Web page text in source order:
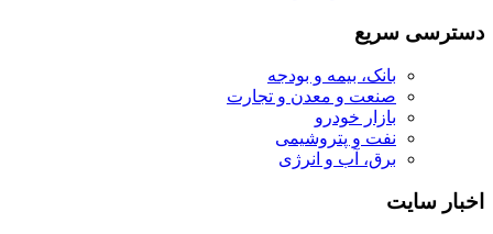
دسترسی سریع
بانک، بیمه و بودجه
صنعت و معدن و تجارت
بازار خودرو
نفت و پتروشیمی
برق، آب و انرژی
اخبار سایت